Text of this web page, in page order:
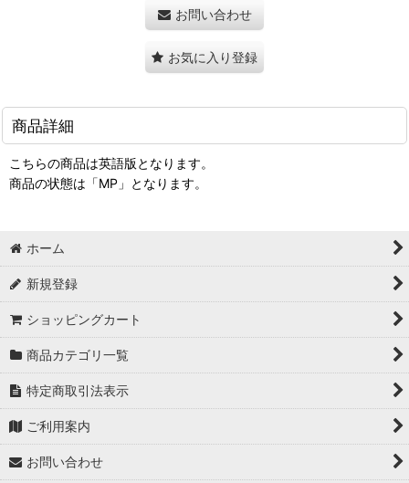
お問い合わせ
お気に入り登録
商品詳細
こちらの商品は英語版となります。
商品の状態は「MP」となります。
ホーム
新規登録
ショッピングカート
商品カテゴリ一覧
特定商取引法表示
ご利用案内
お問い合わせ